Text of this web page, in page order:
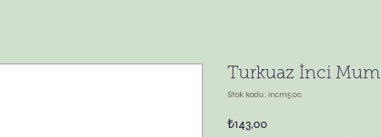
Turkuaz İnci Mum
Stok kodu: incm50c
₺143,00